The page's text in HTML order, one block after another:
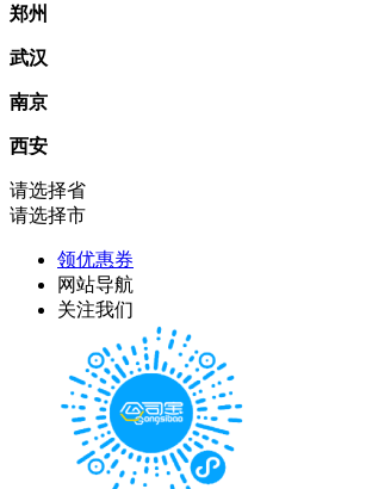
郑州
武汉
南京
西安
请选择省
请选择市
领优惠券
网站导航
关注我们